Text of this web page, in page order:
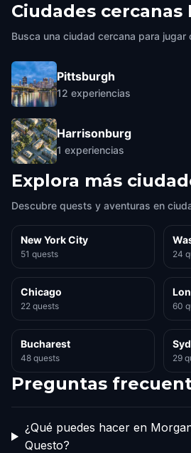
Ciudades cercanas
Busca una ciudad cercana para jugar
Pittsburgh
12 experiencias
Harrisonburg
1 experiencias
Explora más
Descubre quests y aventuras en
New York City
51 quests 24
Chicago
22 quests 60
Bucharest
48 quests 29
Preguntas
¿Qué puedes hacer en
Questo?